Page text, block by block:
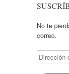
No te
correo.
Dirección
de